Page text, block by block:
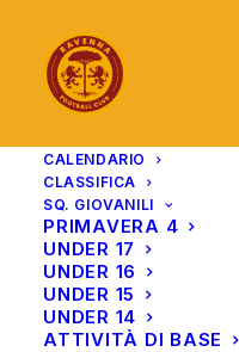
CALENDARIO
CLASSIFICA
SQ. GIOVANILI
PRIMAVERA 4
UNDER 17
UNDER 16
UNDER 15
UNDER 14
ATTIVITÀ DI BASE